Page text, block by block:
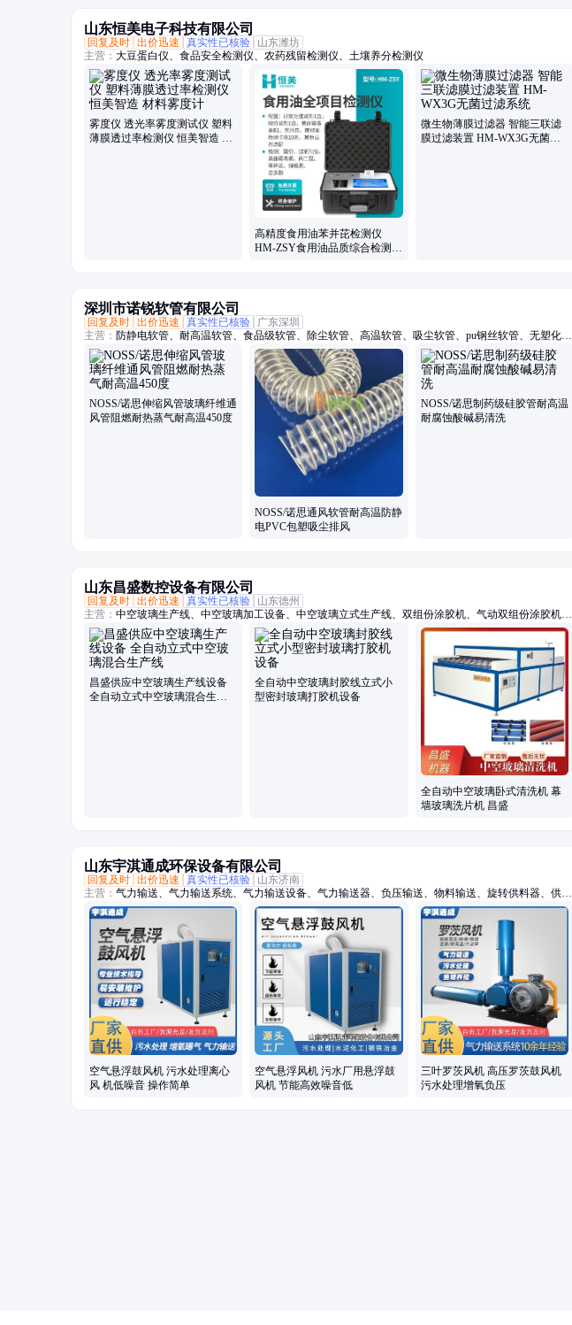
山东恒美电子科技有限公司
回复及时 出价迅速 真实性已核验
山东潍坊
主营： 大豆蛋白仪、食品安全检测仪、农药残留检测仪、土壤养分检测仪
雾度仪 透光率雾度测试仪 塑料
薄膜透过率检测仪 恒美智造 材
高精度食用油苯并芘检测仪
HM-ZSY食用油品质综合检测仪
微生物薄膜过滤器 智能三联滤
膜过滤装置 HM-WX3G无菌过
深圳市诺锐软管有限公司
回复及时 出价迅速 真实性已核验
广东深圳
主营： 防静电软管、耐高温软管、食品级软管、除尘软管、高温软管、吸尘软管、pu钢丝软管、无塑化剂
软管、食品级钢丝软管、阻燃防静电软管、通风软管、通风管、高温风管、伸缩风管、耐腐蚀风管、耐高
温除尘管、除尘管、阻燃除尘管、吸尘管、耐热风管、PTFE风管、铁氟龙风管、洁净风管、防火风管、
耐高温风管
NOSS/诺思伸缩风管玻璃纤维通
风管阻燃耐热蒸气耐高温450度
NOSS/诺思通风软管耐高温防静
电PVC包塑吸尘排风
NOSS/诺思制药级硅胶管耐高温
耐腐蚀酸碱易清洗
山东昌盛数控设备有限公司
回复及时 出价迅速 真实性已核验
山东德州
主营： 中空玻璃生产线、中空玻璃加工设备、中空玻璃立式生产线、双组份涂胶机、气动双组份涂胶机、
双组份打胶机、中空玻璃打胶机、中空玻璃封胶线、全自动铝条折弯机、铝条折弯机、丁基胶涂布机、中
空玻璃充气线、玻璃清洗机、中空玻璃设备、全自动中空玻璃充气线、中空玻璃清洗机、卧式玻璃清洗
机、分子筛灌装机、中空玻璃充气机、旋转涂胶台、小型中空玻璃生产设备、铝条涂布机、自助丁基胶涂
布机、卧式丁基胶涂布机
昌盛供应中空玻璃生产线设备
全自动立式中空玻璃混合生产
全自动中空玻璃封胶线立式小
型密封玻璃打胶机设备
全自动中空玻璃卧式清洗机 幕
墙玻璃洗片机 昌盛
山东宇淇通成环保设备有限公司
回复及时 出价迅速 真实性已核验
山东济南
主营： 气力输送、气力输送系统、气力输送设备、气力输送器、负压输送、物料输送、旋转供料器、供料
阀、AV泵、仓泵、罗茨风机、罗次鼓风机、空气悬浮鼓风机、磁悬浮鼓风机、空浮风机、三叶罗茨鼓风
机、曝气风机、气力输送风机、粉煤灰输送设备、粉体输送系统、粉料输送泵、空气悬浮增氧机、污水处
理风机、水产养殖增氧机、脱硫脱硝设备
空气悬浮鼓风机 污水处理离心
风 机低噪音 操作简单
空气悬浮风机 污水厂用悬浮鼓
风机 节能高效噪音低
三叶罗茨风机 高压罗茨鼓风机
污水处理增氧负压